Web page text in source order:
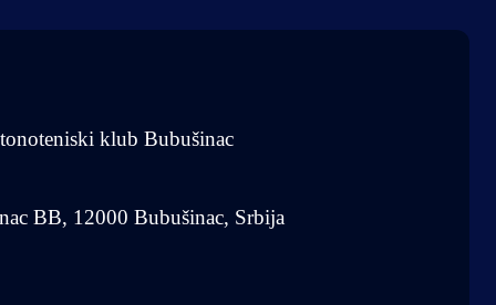
klub Bubušinac
BB, 12000 Bubušinac, Srbija